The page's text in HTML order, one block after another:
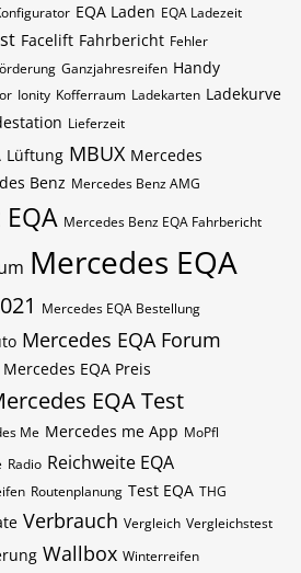
EQA Laden EQA Ladezeit
Facelift Fahrbericht Fehler
Ganzjahresreifen Handy
Ionity Kofferraum Ladekarten Ladekurve
Lieferzeit
Lüftung MBUX Mercedes
Benz Mercedes Benz AMG
Mercedes Benz EQA Fahrbericht
Mercedes EQA
Mercedes EQA Bestellung
Mercedes EQA Forum
Mercedes EQA Preis
EQA Test
Me Mercedes me App MoPfl
Radio Reichweite EQA
Routenplanung Test EQA THG
Verbrauch Vergleich Vergleichstest
Wallbox Winterreifen